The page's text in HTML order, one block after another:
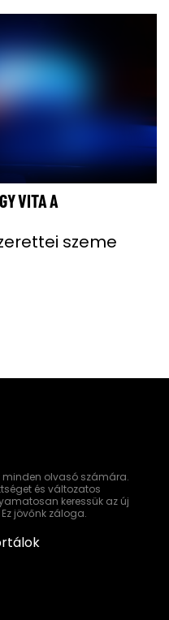
VITA A
szeme
minden olvasó számára.
és változatos
keressük az új
jövőnk záloga.